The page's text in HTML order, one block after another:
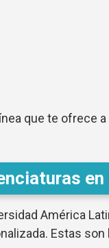
que te ofrece
en
América
Estas son